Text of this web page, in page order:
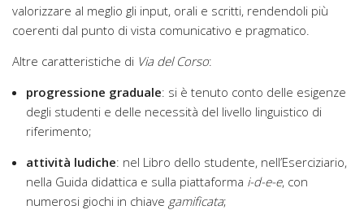
valorizzare al meglio gli input, orali e scritti, rendendoli più
coerenti dal punto di vista comunicativo e pragmatico.
Altre caratteristiche di Via del Corso:
progressione graduale: si è tenuto conto delle esigenze
degli studenti e delle necessità del livello linguistico di
riferimento;
attività ludiche: nel Libro dello studente, nell’Eserciziario,
nella Guida didattica e sulla piattaforma i-d-e-e, con
numerosi giochi in chiave gamificata;